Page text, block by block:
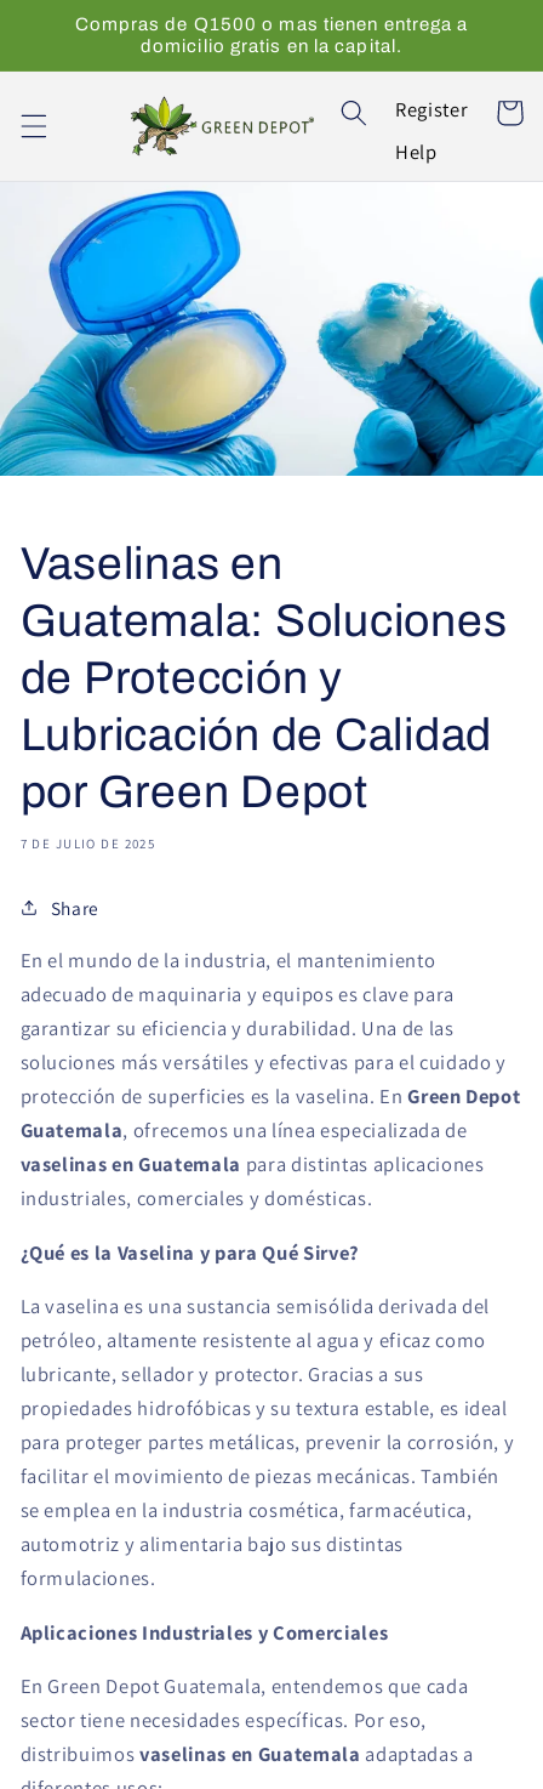
directamente
Compras de Q1500 o mas tienen entrega a
domicilio gratis en la capital.
Register
Help
Carrito
Vaselinas en
Guatemala: Soluciones
de Protección y
Lubricación de Calidad
por Green Depot
7 DE JULIO DE 2025
Share
En el mundo de la industria, el mantenimiento
adecuado de maquinaria y equipos es clave para
garantizar su eficiencia y durabilidad. Una de las
soluciones más versátiles y efectivas para el cuidado y
protección de superficies es la vaselina. EnGreen Depot
Guatemala, ofrecemos una línea especializada de
vaselinas en Guatemala para distintas aplicaciones
industriales, comerciales y domésticas.
¿Qué es la Vaselina y para Qué Sirve?
La vaselina es una sustancia semisólida derivada del
petróleo, altamente resistente al agua y eficaz como
lubricante, sellador y protector. Gracias a sus
propiedades hidrofóbicas y su textura estable, es ideal
para proteger partes metálicas, prevenir la corrosión, y
facilitar el movimiento de piezas mecánicas. También
se emplea en la industria cosmética, farmacéutica,
automotriz y alimentaria bajo sus distintas
formulaciones.
Aplicaciones Industriales y Comerciales
En Green Depot Guatemala, entendemos que cada
sector tiene necesidades específicas. Por eso,
distribuimosvaselinas en Guatemala adaptadas a